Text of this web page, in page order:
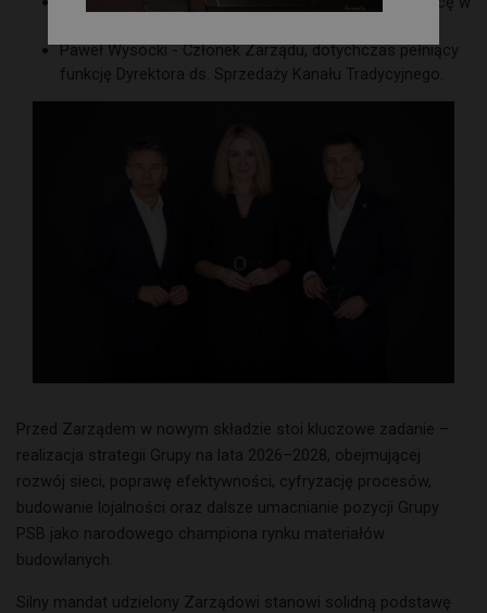
Paweł Wysocki - Członek Zarządu, dotychczas pełniący
funkcję Dyrektora ds. Sprzedaży Kanału Tradycyjnego.
Przed Zarządem w nowym składzie stoi kluczowe zadanie –
realizacja strategii Grupy na lata 2026–2028, obejmującej
rozwój sieci, poprawę efektywności, cyfryzację procesów,
budowanie lojalności oraz dalsze umacnianie pozycji Grupy
PSB jako narodowego championa rynku materiałów
budowlanych.
Silny mandat udzielony Zarządowi stanowi solidną podstawę